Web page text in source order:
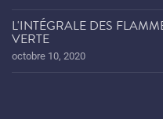
L'INTÉGRALE DES
VERTE
octobre 10, 2020